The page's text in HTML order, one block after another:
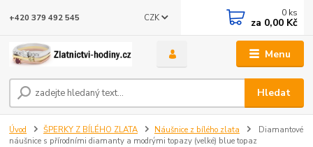
Menu
CZK
Hledat
+420 379 492 545 0 ks
za 0,00 Kč
Úvod ŠPERKY Z BÍLÉHO ZLATA Náušnice z bílého zlata
Diamantové
náušnice s přírodními diamanty a modrými topazy (velké) blue topaz